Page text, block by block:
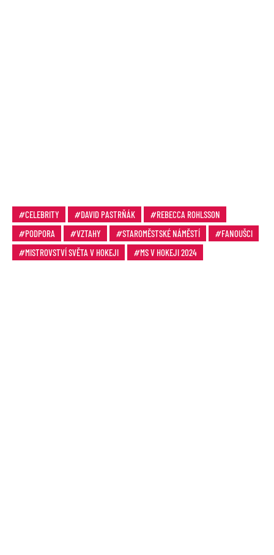
CELEBRITY DAVID PASTRŇÁK
REBECCA ROHLSSON
PODPORA
VZTAHY STAROMĚSTSKÉ NÁMĚSTÍ
FANOUŠCI
MISTROVSTVÍ SVĚTA V HOKEJI
MS V HOKEJI 2024